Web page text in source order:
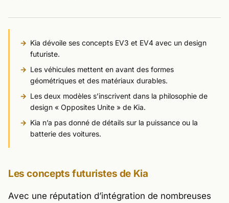
Kia dévoile ses concepts EV3 et EV4 avec un design
futuriste.
Les véhicules mettent en avant des formes
géométriques et des matériaux durables.
Les deux modèles s’inscrivent dans la philosophie de
design « Opposites Unite » de Kia.
Kia n’a pas donné de détails sur la puissance ou la
batterie des voitures.
Les concepts futuristes de Kia
Avec une réputation d’intégration de nombreuses